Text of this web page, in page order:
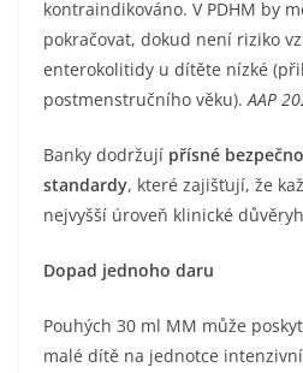
kontraindikováno. V PDHM by
pokračovat, dokud není riziko
enterokolitidy u dítěte nízké
postmenstručního věku).AAP
Banky dodržují přísné
standardy, které zajišťují, že
nejvyšší úroveň klinické
Dopad jednoho daru
Pouhých 30 ml MM může
malé dítě na jednotce